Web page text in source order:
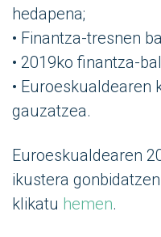
hedapena;
• Finantza-tresnen
• 2019ko finantza-
• Euroeskualdearen
gauzatzea.
Euroeskualdearen
ikustera
klikatu hemen.